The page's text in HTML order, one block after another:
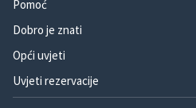
Pomoć
Dobro je znati
Opći uvjeti
Uvjeti rezervacije